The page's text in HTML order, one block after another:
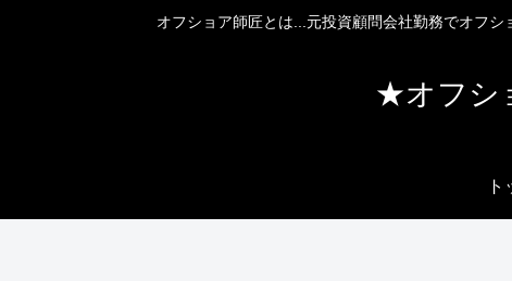
オフショア師匠とは...元投資顧問会社勤務でオフ
★オフシ